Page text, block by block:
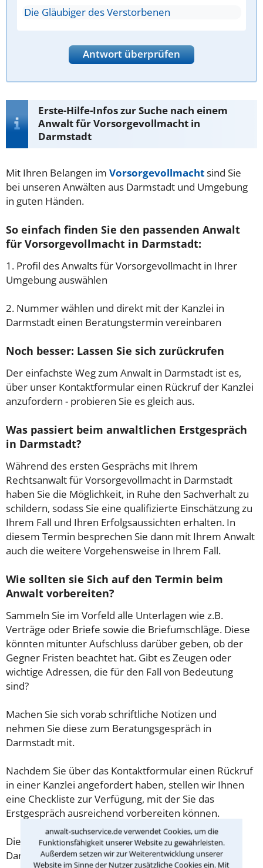
anwalt-suchservice.de verwendet Cookies, um die
Funktionsfähigkeit unserer Website zu gewährleisten.
Außerdem setzen wir zur Weiterentwicklung unserer
Website im Sinne der Nutzer zusätzliche Cookies ein. Mit
Die Gläubiger des Verstorbenen
Antwort überprüfen
Erste-Hilfe-Infos zur Suche nach einem
Anwalt für Vorsorgevollmacht in
Darmstadt
Mit Ihren Belangen im Vorsorgevollmachtsind Sie
bei unseren Anwälten aus Darmstadt und Umgebung
in guten Händen.
So einfach finden Sie den passenden Anwalt
für Vorsorgevollmacht in Darmstadt:
1. Profil des Anwalts für Vorsorgevollmacht in Ihrer
Umgebung auswählen
2. Nummer wählen und direkt mit der Kanzlei in
Darmstadt einen Beratungstermin vereinbaren
Noch besser: Lassen Sie sich zurückrufen
Der einfachste Weg zum Anwalt in Darmstadt ist es,
über unser Kontaktformular einen Rückruf der Kanzlei
anzufordern - probieren Sie es gleich aus.
Was passiert beim anwaltlichen Erstgespräch
in Darmstadt?
Während des ersten Gesprächs mit Ihrem
Rechtsanwalt für Vorsorgevollmacht in Darmstadt
haben Sie die Möglichkeit, in Ruhe den Sachverhalt zu
schildern, sodass Sie eine qualifizierte Einschätzung zu
Ihrem Fall und Ihren Erfolgsaussichten erhalten. In
diesem Termin besprechen Sie dann mit Ihrem Anwalt
auch die weitere Vorgehensweise in Ihrem Fall.
Wie sollten sie Sich auf den Termin beim
Anwalt vorbereiten?
Sammeln Sie im Vorfeld alle Unterlagen wie z.B.
Verträge oder Briefe sowie die Briefumschläge. Diese
könnten mitunter Aufschluss darüber geben, ob der
Gegner Fristen beachtet hat. Gibt es Zeugen oder
wichtige Adressen, die für den Fall von Bedeutung
sind?
Machen Sie sich vorab schriftliche Notizen und
nehmen Sie diese zum Beratungsgespräch in
Darmstadt mit.
Nachdem Sie über das Kontaktformular einen Rückruf
in einer Kanzlei angefordert haben, stellen wir Ihnen
eine Checkliste zur Verfügung, mit der Sie das
Erstgespräch ausreichend vorbereiten können.
Die Kosten eines Anwalts für Vorsorgevollmacht in
Darmstadt sind oft geringer als gedacht!